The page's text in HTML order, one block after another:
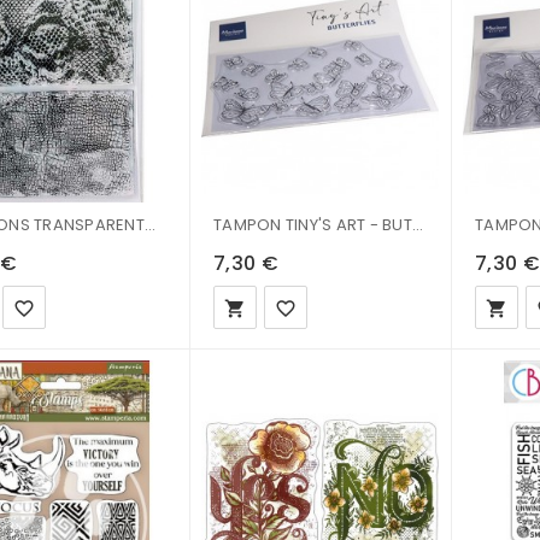
TAMPONS TRANSPARENTS SKINS PSB6012
favorite_border
TAMPON TINY'S ART - BUTTERFLY - TC0908
7,30 €
local_grocery_store favorite_border
7,30 €
local_grocery_store